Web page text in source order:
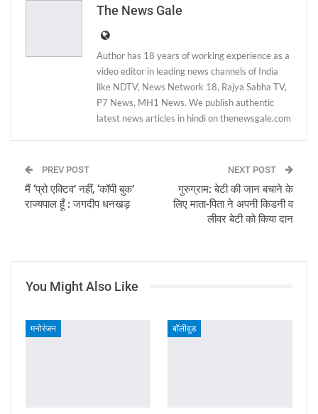
The News Gale
Author has 18 years of working experience as a
video editor in leading news channels of India
like NDTV, News Network 18, Rajya Sabha TV,
P7 News, MH1 News. We publish authentic
latest news articles in hindi on thenewsgale.com
PREV POST
मैं ‘प्रो एक्टिव’ नहीं, ‘कॉपी बुक’
राज्यपाल हूँ : जगदीप धनखड़
NEXT POST
गुरुग्राम: बेटी की जान बचाने के
लिए माता-पिता ने अपनी किडनी व
लीवर बेटी को किया दान
You Might Also Like
मनोरंजन बॉलीवुड